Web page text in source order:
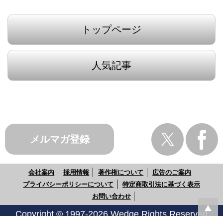
トップページ
人気記事
メルマガ登録
会社案内 採用情報 著作権について
広告のご案内
プライバシーポリシーについて
特定商取引法に基づく表示
お問い合わせ
Copyright © 1997-2026 Wedge Rights Reserved